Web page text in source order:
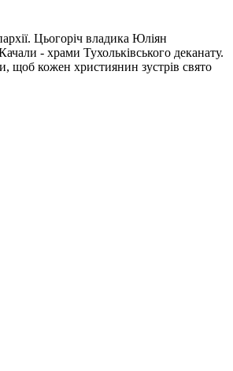
Цьогоріч владика Юліян
- храми Тухольківського деканату.
щоб кожен християнин зустрів свято